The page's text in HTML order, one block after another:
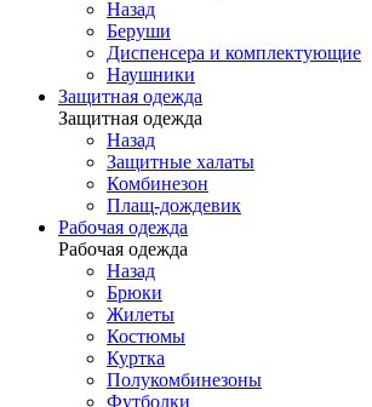
Назад
Беруши
Диспенсера и комплектующие
Наушники
Защитная одежда
Защитная одежда
Назад
Защитные халаты
Комбинезон
Плащ-дождевик
Рабочая одежда
Рабочая одежда
Назад
Брюки
Жилеты
Костюмы
Куртка
Полукомбинезоны
Футболки